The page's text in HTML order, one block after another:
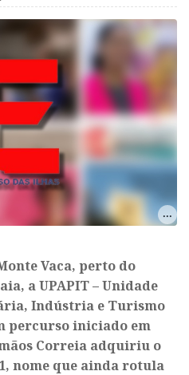
Vaca, perto do
a UPAPIT – Unidade
Indústria e Turismo
percurso iniciado em
Correia adquiriu o
nome que ainda rotula